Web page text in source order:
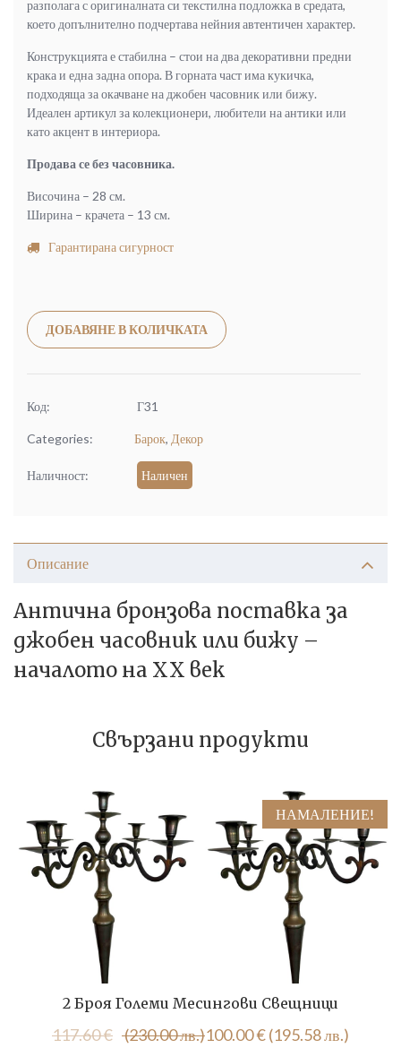
разполага с оригиналната си текстилна подложка в средата,
което допълнително подчертава нейния автентичен характер.
Конструкцията е стабилна – стои на два декоративни предни
крака и една задна опора. В горната част има кукичка,
подходяща за окачване на джобен часовник или бижу.
Идеален артикул за колекционери, любители на антики или
като акцент в интериора.
Продава се без часовника.
Височина – 28 см.
Ширина – крачета – 13 см.
Гарантирана сигурност
ДОБАВЯНЕ В КОЛИЧКАТА
Код: Г31
Categories: Барок, Декор
Наличност: Наличен
Описание
Антична бронзова поставка за
джобен часовник или бижу –
началото на ХХ век
Свързани продукти
НАМАЛЕНИЕ!
2 Броя Големи Месингови Свещници
117.60€ (230.00 лв.)Original
100.00€(195.58 лв.)
Текущата